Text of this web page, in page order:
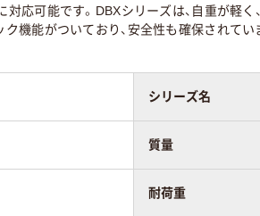
対応可能です。DBXシリーズは、自重が軽
ク機能がついており、安全性も確保されて
シリーズ名
質量
耐荷重